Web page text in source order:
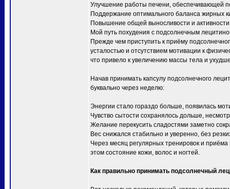
Улучшение работы печени, обеспечивающей
Поддержание оптимального баланса жирных
Повышение общей выносливости и
Мой путь похудения с подсолнечным
Прежде чем приступить к приёму
усталостью и отсутствием мотивации к
что привело к увеличению массы тела и
Начав принимать капсулу подсолнечного
буквально через неделю:
Энергии стало гораздо больше, появилась
Чувство сытости сохранялось дольше,
Желание перекусить сладостями заметно
Вес снижался стабильно и уверенно, без
Через месяц регулярных тренировок и
этом состояние кожи, волос и ногтей.
Как правильно принимать подсолнечный